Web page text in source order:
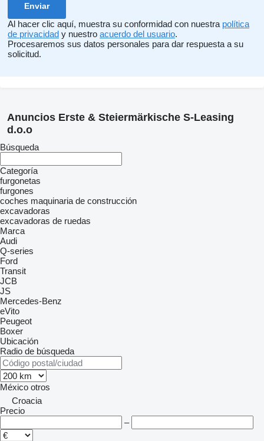
Al hacer clic aquí, muestra su conformidad con nuestra política
de privacidad y nuestro acuerdo del usuario.
Procesaremos sus datos personales para dar respuesta a su
solicitud.
Anuncios Erste & Steiermärkische S-Leasing
d.o.o
Búsqueda
Categoría
furgonetas
furgones
coches maquinaria de construcción
excavadoras
excavadoras de ruedas
Marca
Audi
Q-series
Ford
Transit
JCB
JS
Mercedes-Benz
eVito
Peugeot
Boxer
Ubicación
Radio de búsqueda
México otros
Croacia
Precio
–